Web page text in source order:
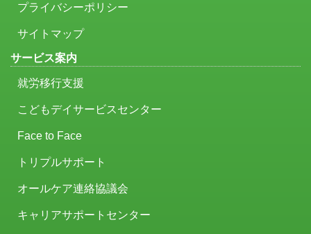
プライバシーポリシー
サイトマップ
サービス案内
就労移行支援
こどもデイサービスセンター
Face to Face
トリプルサポート
オールケア連絡協議会
キャリアサポートセンター